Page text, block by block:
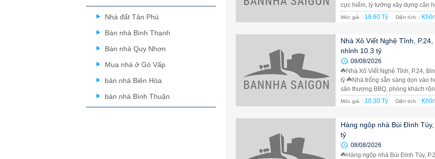
Nhà đất Tân Phú
Bán nhà Bình Thạnh
Bán nhà Quy Nhơn
Mua nhà ở Gò Vấp
bán nhà Biên Hòa
bán nhà Bình Thuận
cực hiếm, lý tưởng xây dựng căn
Mức giá : 18.60 Tỷ Diện tích :
Nhà Xô Viết Nghệ Tĩnh,
nhỉnh 10.3 tỷ
08/08/2026
☘️Nhà Xô Viết Nghệ Tĩnh, P.24,
tỷ ☘️Nhà trống sẵn sàng dọn vào
sân thượng BBQ, phòng khách
Mức giá : 10.30 Tỷ Diện tích :
Hàng ngộp nhà Bùi Đình
tỷ
08/08/2026
☘️Hàng ngộp nhà Bùi Đình Túy,